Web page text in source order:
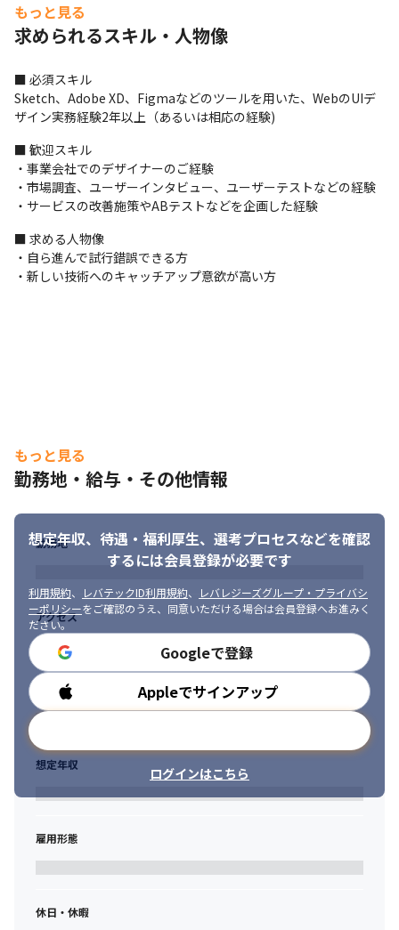
https://www.mutex-inc.dev/news
まずはUIデザイナーとして自走できる状態を目指します。
メンバーの意思を尊重する文化のため、その後は希望に応じて以
下のキャリアを選択できます。
・リードデザイナー
・PM
・PdM
■ 仕事内容
担当するプロダクトやプロジェクトは、ご希望、プロジェクト状
況、スキルマッチ度などに応じて面談や面接を通じて決定してい
ます。
デザイン: Figma
タスク管理ツール: Notion, GitHub
コミュニケーションツール: Slack
■ 弊社チームの特徴
・小規模チームでの開発が主となります。
・開発生産性への意識が高く、横断的な働き方が好まれます。
■ 昇給
スキルアップや新たな役割に挑戦し、昇格することで、着実に昇
給します。
＜2024年の実例＞
・月収36万→40万
【24歳入社1年目エンジニア】
・月収36万→40万
【24歳入社1年目デザイナー】
もっと見る
求められるスキル・人物像
■ 必須スキル
Sketch、Adobe XD、Figmaなどのツールを用いた、WebのUIデ
ザイン実務経験2年以上（あるいは相応の経験)
■ 歓迎スキル
・事業会社でのデザイナーのご経験
・市場調査、ユーザーインタビュー、ユーザーテストなどの経験
・サービスの改善施策やABテストなどを企画した経験
■ 求める人物像
・自ら進んで試行錯誤できる方
・新しい技術へのキャッチアップ意欲が高い方
もっと見る
勤務地・給与・その他情報
想定年収、待遇・福利厚生、 選考プロセスなどを確認
するには会員登録が必要です
利用規約、 レバテックID利用規約、
レバレジーズグループ・プライバシ
ーポリシーをご確認のうえ、同意いただける場合は会員登録へお進みく
ださい。
Googleで登録
Appleでサインアップ
ログインはこちら
勤務地
アクセス
勤務時間
想定年収
雇用形態
休日・休暇